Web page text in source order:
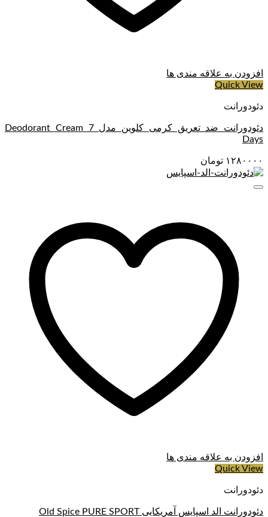
افزودن به علاقه مندی ها
Quick View
دئودورانت
دئودورانت ضد تعریق کرمی کلوین مدل Deodorant Cream 7
Days
۱۲۸۰۰۰۰ تومان
افزودن به علاقه مندی ها
Quick View
دئودورانت
دئودورانت الد اسپایس آمریکایی Old Spice PURE SPORT